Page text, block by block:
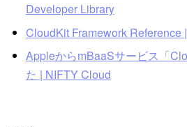
Developer Library
CloudKit Framework Reference
AppleからmBaaSサービス「
た | NIFTY Cloud